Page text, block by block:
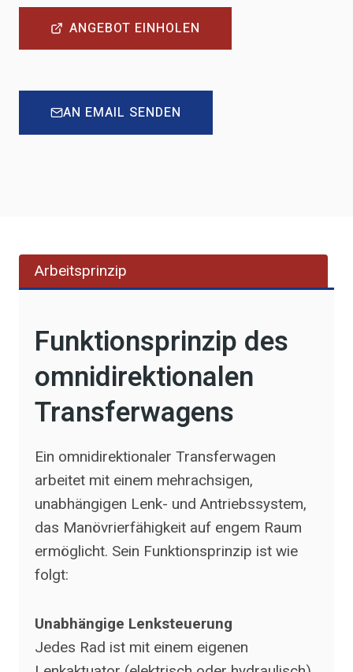
ANGEBOT EINHOLEN
AN EMAIL SENDEN
Arbeitsprinzip
Funktionsprinzip des
omnidirektionalen
Transferwagens
Ein omnidirektionaler Transferwagen
arbeitet mit einem mehrachsigen,
unabhängigen Lenk- und Antriebssystem,
das Manövrierfähigkeit auf engem Raum
ermöglicht. Sein Funktionsprinzip ist wie
folgt:
Unabhängige Lenksteuerung
Jedes Rad ist mit einem eigenen